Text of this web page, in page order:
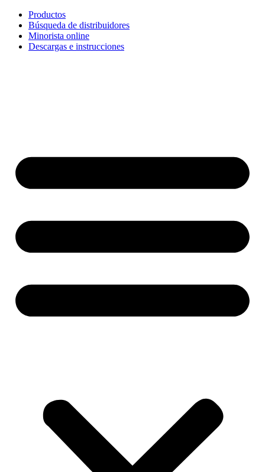
contenido
Productos
Búsqueda de distribuidores
Minorista online
Descargas e instrucciones